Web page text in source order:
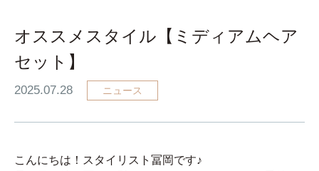
オススメスタイル【ミディアムヘア
セット】
2025.07.28 ニュース
こんにちは！スタイリスト冨岡です♪